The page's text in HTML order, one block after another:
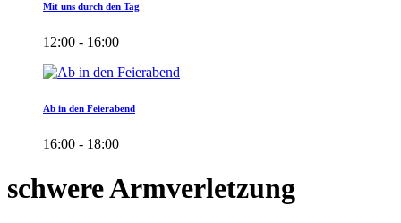
Mit uns durch den Tag
12:00 - 16:00
Ab in den Feierabend
16:00 - 18:00
schwere Armverletzung